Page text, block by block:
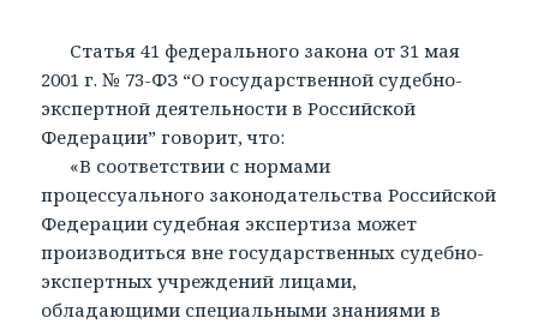
Статья 41 федерального закона от 31 мая
2001 г. № 73-ФЗ “О государственной судебно-
экспертной деятельности в Российской
Федерации” говорит, что:
«В соответствии с нормами
процессуального законодательства Российской
Федерации судебная экспертиза может
производиться вне государственных судебно-
экспертных учреждений лицами,
обладающими специальными знаниями в